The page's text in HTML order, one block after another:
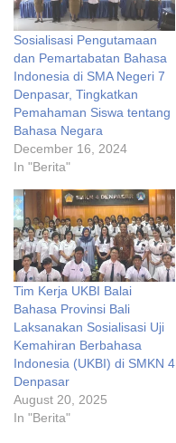
Sosialisasi Pengutamaan
dan Pemartabatan Bahasa
Indonesia di SMA Negeri 7
Denpasar, Tingkatkan
Pemahaman Siswa tentang
Bahasa Negara
December 16, 2024
In "Berita"
Tim Kerja UKBI Balai
Bahasa Provinsi Bali
Laksanakan Sosialisasi Uji
Kemahiran Berbahasa
Indonesia (UKBI) di SMKN 4
Denpasar
August 20, 2025
In "Berita"